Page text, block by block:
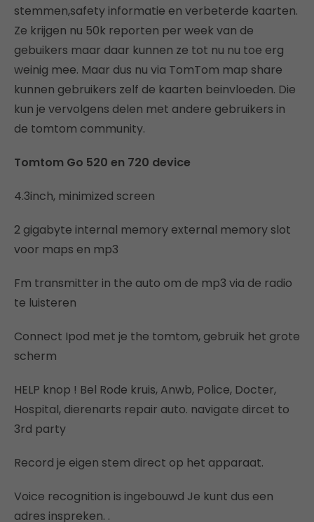
stemmen,safety informatie en verbeterde kaarten.
Ze krijgen nu 50k reporten per week van de
gebuikers maar daar kunnen ze tot nu nu toe erg
weinig mee. Maar dus nu via TomTom map share
kunnen gebruikers zelf de kaarten beinvloeden. Die
kun je vervolgens delen met andere gebruikers in
de tomtom community.
Tomtom Go 520 en 720 device
4.3inch, minimized screen
2 gigabyte internal memory external memory slot
voor maps en mp3
Fm transmitter in the auto om de mp3 via de radio
te luisteren
Connect Ipod met je the tomtom, gebruik het grote
scherm
HELP knop ! Bel Rode kruis, Anwb, Police, Docter,
Hospital, dierenarts repair auto. navigate dircet to
3rd party
Record je eigen stem direct op het apparaat.
Voice recognition is ingebouwd Je kunt dus een
adres inspreken. .